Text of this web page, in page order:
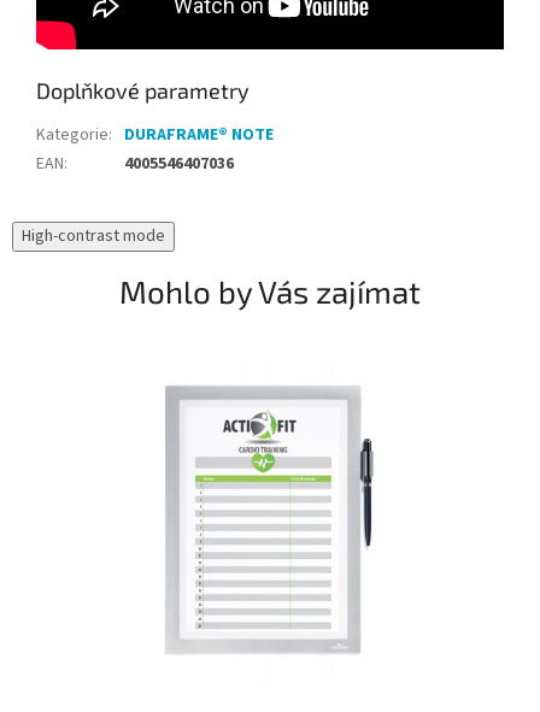
Doplňkové parametry
Kategorie: DURAFRAME® NOTE
EAN: 4005546407036
High-contrast mode
Mohlo by Vás zajímat